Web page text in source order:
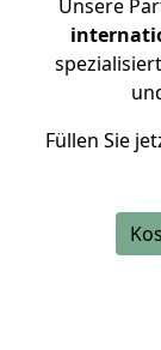
Unsere
Füllen Sie